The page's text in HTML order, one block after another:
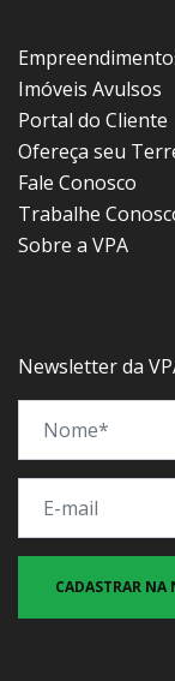
Imóveis Avulsos
Portal do Cliente
Ofereça seu
Fale Conosco
Trabalhe
Sobre a VPA
Newsletter da